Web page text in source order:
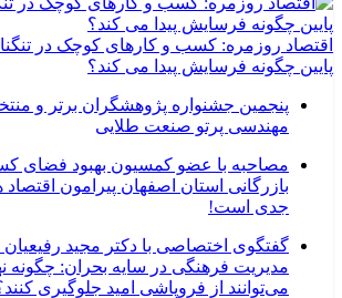
اقتصاد روزمره: کسب‌ و کارهای کوچک در تنگنای
پایین چگونه فرسایش پیدا می کند؟
پنجمین جشنواره پژوهشگران برتر و
مهندسی پرتو صنعت طلایی
مصاحبه با عضو کمسیون بهبود فضای
بازرگانی استان اصفهان پیرامون اقتصاد
جدی است!
گفتگوی اختصاصی با دکتر مجید رفیعیان
مدیریت فرهنگی در سایه بحران: چگونه
می‌توانند از فروپاشی امید جلوگیری